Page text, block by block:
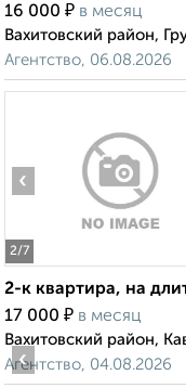
16 000 ₽ в месяц
Вахитовский район,
Агентство, 06.08.2026
2/7
‹
2-к квартира, на
17 000 ₽ в месяц
Вахитовский район,
Агентство, 04.08.2026
‹